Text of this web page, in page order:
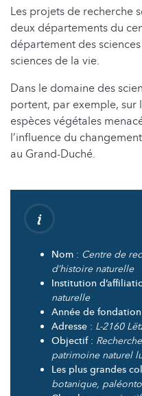
Les projets de recherche
deux départements du
département des
sciences de la vie.
Dans le domaine des
portent, par exemple, sur
espèces végétales
l’influence du
au Grand-Duché.
Nom : Centre de
d’histoire naturelle
Institution
naturelle
Année de
Adresse : L-2160
Objectif :
patrimoine naturel
Les plus grandes
botanique,